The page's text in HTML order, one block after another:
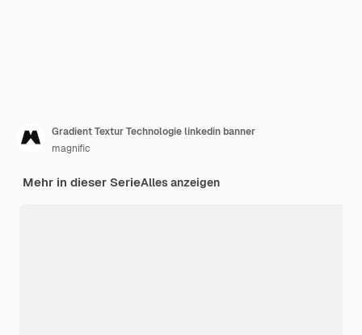
Gradient Textur Technologie linkedin banner
magnific
Mehr in dieser SerieAlles anzeigen